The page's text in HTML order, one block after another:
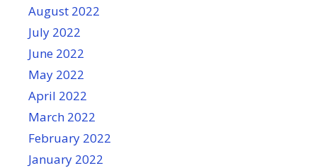
August 2022
July 2022
June 2022
May 2022
April 2022
March 2022
February 2022
January 2022